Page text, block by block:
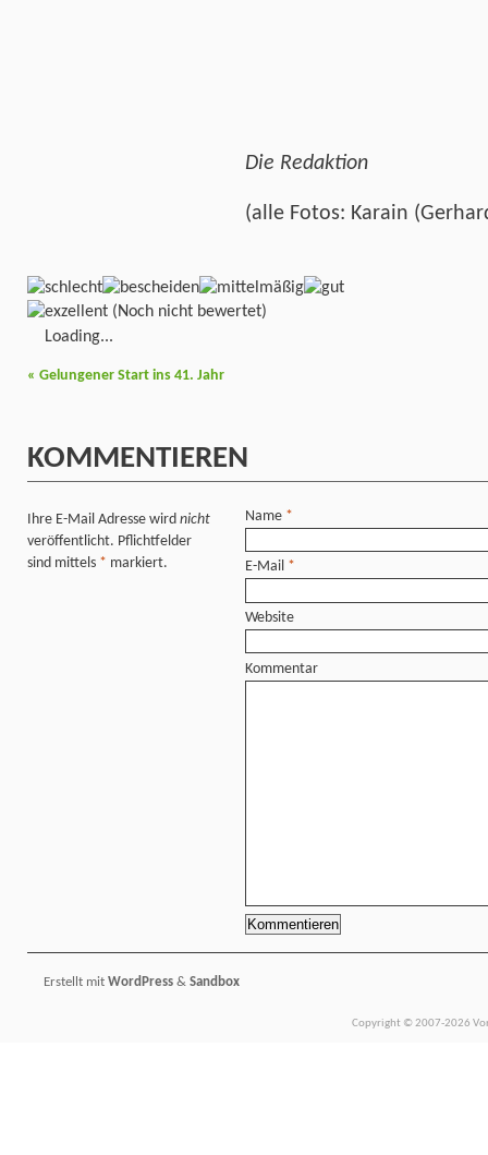
Die Redaktion
(alle Fotos: Karain
(Noch nicht bewertet)
Loading...
« Gelungener Start ins 41. Jahr
KOMMENTIEREN
Ihre E-Mail Adresse wird nicht
veröffentlicht. Pflichtfelder
sind mittels * markiert.
Name *
E-Mail *
Website
Kommentar
Erstellt mit WordPress & Sandbox
Copyright © 2007-2026